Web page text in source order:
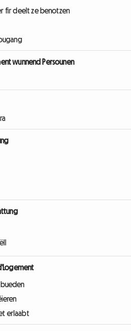
fir deelt ze benotzen
wunnend Persounen
erlaabt